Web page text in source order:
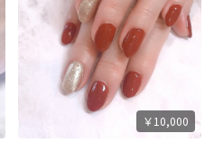
￥10,000